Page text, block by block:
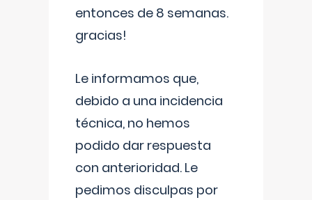
entonces de 8 semanas.
gracias!
Le informamos que,
debido a una incidencia
técnica, no hemos
podido dar respuesta
con anterioridad. Le
pedimos disculpas por